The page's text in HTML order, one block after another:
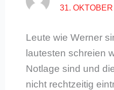
31.
Leute wie Werner
lautesten schreien
Notlage sind und
nicht rechtzeitig